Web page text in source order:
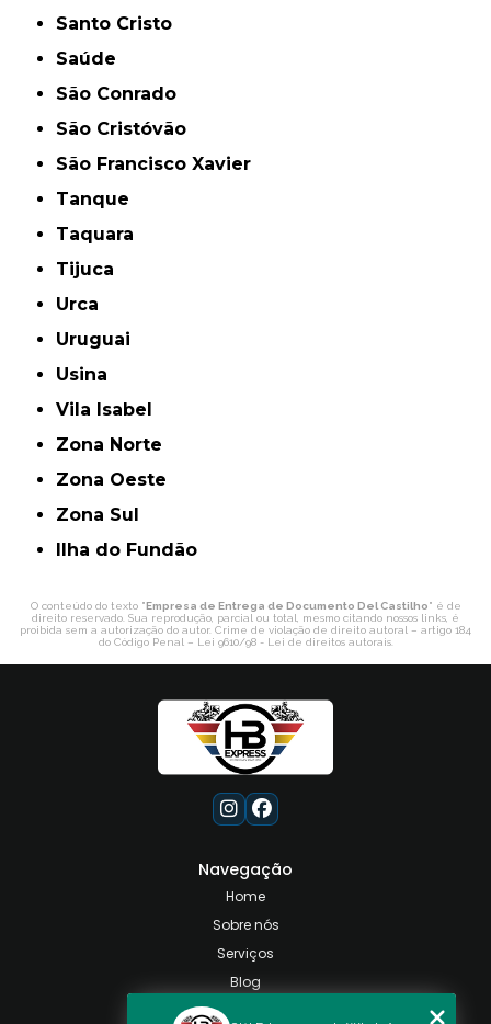
Santo Cristo
Saúde
São Conrado
São Cristóvão
São Francisco Xavier
Tanque
Taquara
Tijuca
Urca
Uruguai
Usina
Vila Isabel
Zona Norte
Zona Oeste
Zona Sul
ilha do Fundão
O conteúdo do texto "Empresa de Entrega de Documento Del Castilho" é de
direito reservado. Sua reprodução, parcial ou total, mesmo citando nossos links, é
proibida sem a autorização do autor. Crime de violação de direito autoral – artigo 184
do Código Penal – Lei 9610/98 - Lei de direitos autorais.
Navegação
Home
Sobre nós
Serviços
Blog